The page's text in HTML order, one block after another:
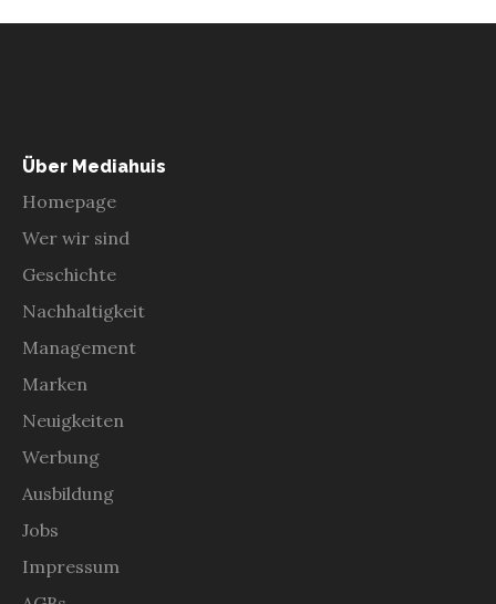
Über Mediahuis
Homepage
Wer wir sind
Geschichte
Nachhaltigkeit
Management
Marken
Neuigkeiten
Werbung
Ausbildung
Jobs
Impressum